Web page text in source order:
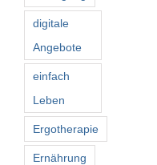
digitale
Angebote
einfach
Leben
Ergotherapie
Ernährung